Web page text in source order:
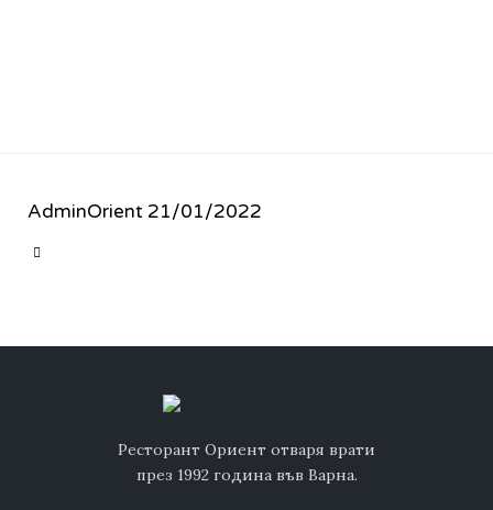
AdminOrient 21/01/2022

Ресторант Ориент отваря врати
през 1992 година във Варна.